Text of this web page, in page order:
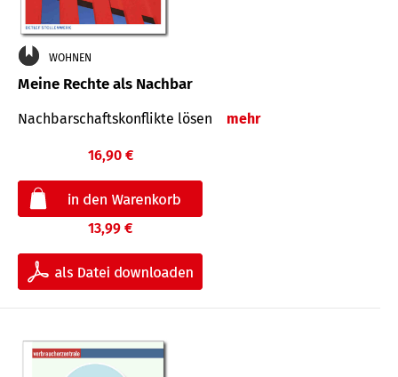
WOHNEN
Meine Rechte als Nachbar
Nach­bar­schafts­konflikte lösen mehr
16,90 €
13,99 €